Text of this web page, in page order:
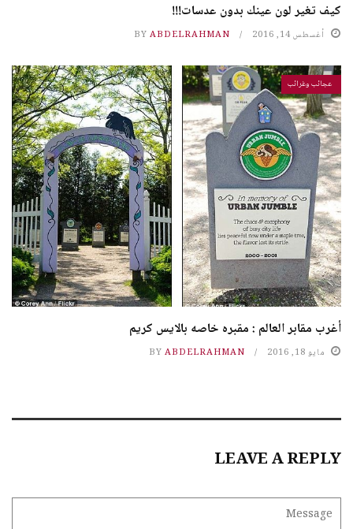
كيف تغير لون عينك بدون عدسات!!!
أغسطس 14, 2016 BY ABDELRAHMAN
عجائب وغرائب
أغرب مقابر العالم : مقبره خاصه بالايس كريم
مايو 18, 2016 BY ABDELRAHMAN
LEAVE A REPLY